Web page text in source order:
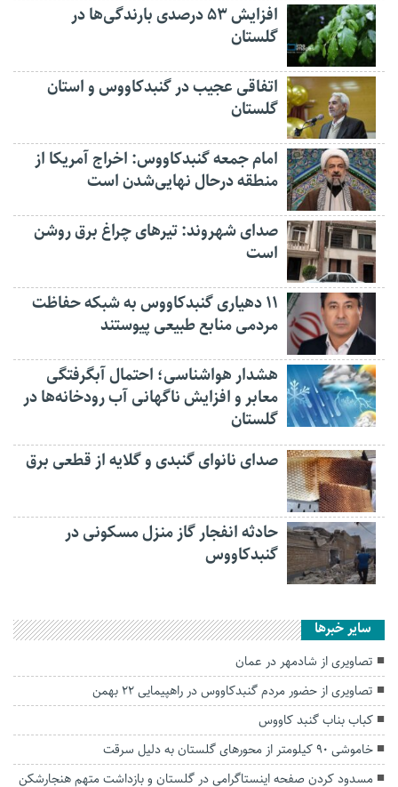
افزایش ۵۳ درصدی بارندگی‌ها در
گلستان
اتفاقی عجیب در‌ گنبدکاووس و استان
گلستان
امام جمعه گنبدکاووس: اخراج آمریکا از
منطقه درحال نهایی‌شدن است
صدای شهروند: تیرهای چراغ برق روشن
است
۱۱ دهیاری گنبدکاووس به شبکه حفاظت
مردمی منابع طبیعی پیوستند
هشدار هواشناسی؛ احتمال آبگرفتگی
معابر و افزایش ناگهانی آب رودخانه‌ها در
گلستان
صدای نانوای گنبدی و گلایه از قطعی برق
حادثه انفجار گاز منزل مسکونی در
گنبدکاووس
سایر خبرها
تصاویری از شادمهر در عمان
تصاویری از حضور مردم گنبدکاووس در راهپیمایی ۲۲ بهمن
کباب بناب گنبد کاووس
خاموشی ۹۰ کیلومتر از محورهای گلستان به دلیل سرقت
مسدود کردن صفحه اینستاگرامی در گلستان و بازداشت متهم هنجارشکن